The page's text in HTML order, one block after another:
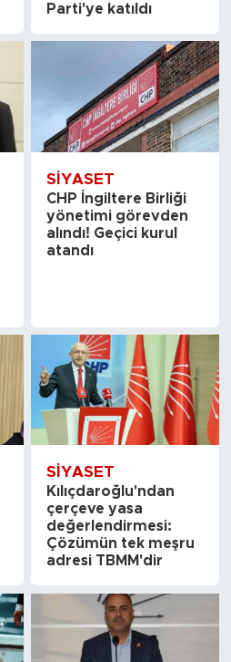
Parti'ye katıldı
SİYASET
CHP İngiltere Birliği
yönetimi görevden
alındı! Geçici kurul
atandı
SİYASET
Kılıçdaroğlu'ndan
çerçeve yasa
değerlendirmesi:
Çözümün tek meşru
adresi TBMM'dir